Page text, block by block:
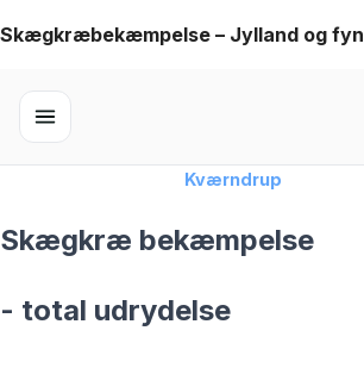
Skip
content
Skægkræbekæmpelse – Jylland og fyn
Kværndrup
Skægkræ bekæmpelse
- total udrydelse